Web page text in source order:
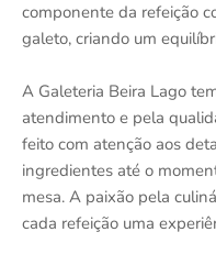
componente da refeição
galeto, criando um
A Galeteria Beira Lago
atendimento e pela
feito com atenção aos
ingredientes até o
mesa. A paixão pela
cada refeição uma